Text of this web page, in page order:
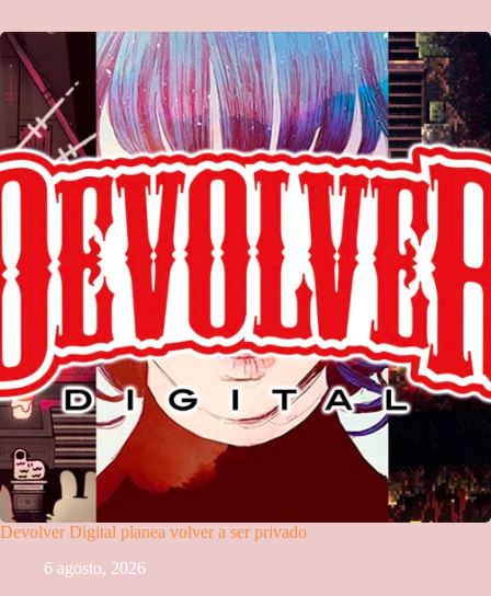
Devolver Digital planea volver a ser privado
6 agosto, 2026